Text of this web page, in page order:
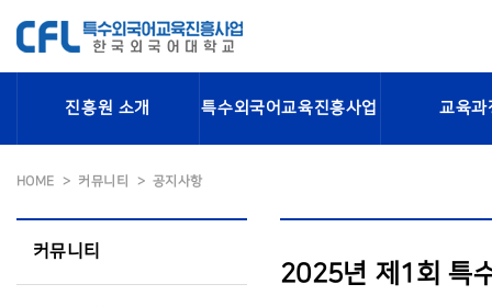
진흥원 소개 특수외국어교육진흥사업 교육과
HOME 커뮤니티 공지사항
커뮤니티
2025년 제1회 특